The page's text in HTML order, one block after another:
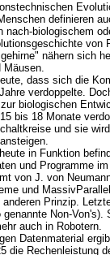
definieren
nach-biologischem
von
nähern sich
Mäusen.
dass sich die
verdoppelte.
biologischen
bis 18 Monate
und sie
in Funktion
und Programme
von J. von
und
Prinzip.
genannte Non-
auch in Robotern.
Datenmaterial
die Rechenleistung